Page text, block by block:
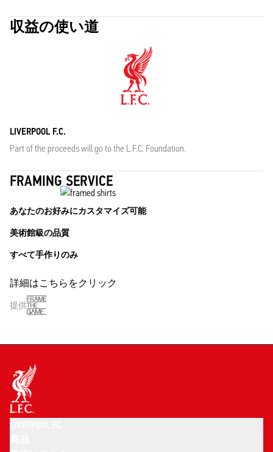
収益の使い道
LIVERPOOL F.C.
Part of the proceeds will go to the L.F.C. Foundation.
FRAMING SERVICE
あなたのお好みにカスタマイズ可能
美術館級の品質
すべて手作りのみ
詳細はこちらをクリック
提供